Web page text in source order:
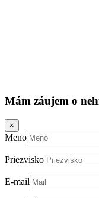
Mám záujem o
×
Meno
Priezvisko
E-mail